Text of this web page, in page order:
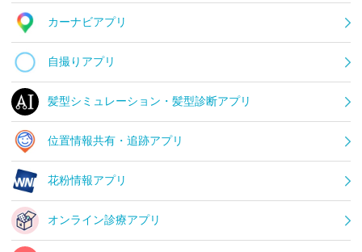
カーナビアプリ
自撮りアプリ
髪型シミュレーション・髪型診断アプリ
位置情報共有・追跡アプリ
花粉情報アプリ
オンライン診療アプリ